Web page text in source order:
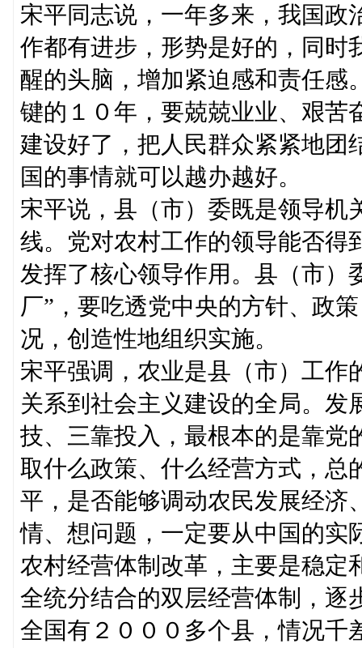
宋平同志说，一年多来，我国政
作都有进步，形势是好的，同时
醒的头脑，增加紧迫感和责任感
键的１０年，要兢兢业业、艰苦
建设好了，把人民群众紧紧地团
国的事情就可以越办越好。
宋平说，县（市）委既是领导机
线。党对农村工作的领导能否得
发挥了核心领导作用。县（市）
厂”，要吃透党中央的方针、政
况，创造性地组织实施。
宋平强调，农业是县（市）工作
关系到社会主义建设的全局。发
技、三靠投入，最根本的是靠党
取什么政策、什么经营方式，总
平，是否能够调动农民发展经济
情、想问题，一定要从中国的实
农村经营体制改革，主要是稳定
全统分结合的双层经营体制，逐
全国有２０００多个县，情况千